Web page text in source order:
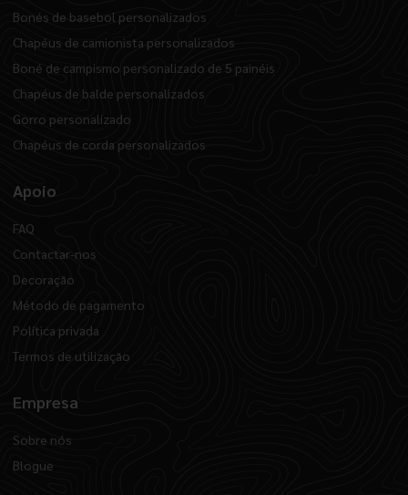
Bonés de basebol personalizados
Chapéus de camionista personalizados
Boné de campismo personalizado de 5 painéis
Chapéus de balde personalizados
Gorro personalizado
Chapéus de corda personalizados
Apoio
FAQ
Contactar-nos
Decoração
Método de pagamento
Política privada
Termos de utilização
Empresa
Sobre nós
Blogue